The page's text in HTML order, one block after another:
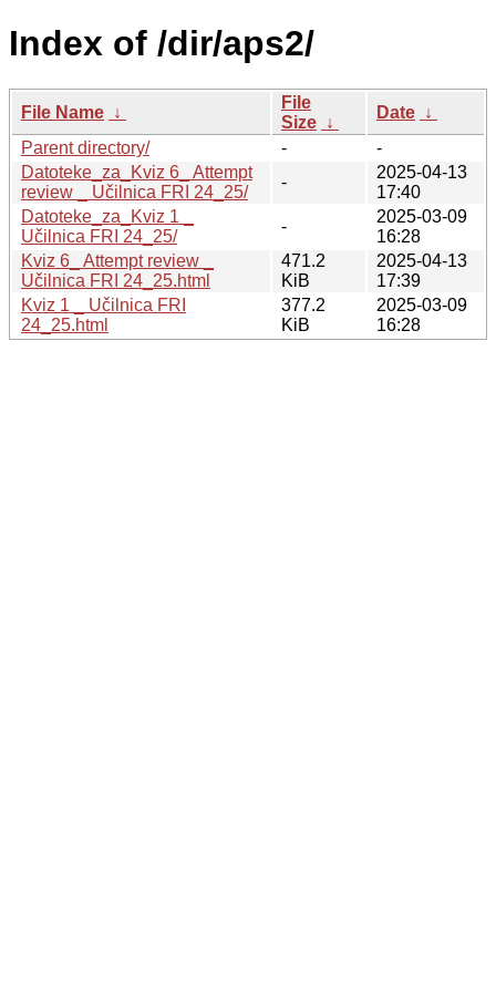
Index of /dir/aps2/
File Name ↓
File
Size ↓
Date ↓
Parent directory/
-
-
Datoteke_za_Kviz 6_ Attempt
review _ Učilnica FRI 24_25/
-
2025-04-13
17:40
Datoteke_za_Kviz 1 _
Učilnica FRI 24_25/
-
2025-03-09
16:28
Kviz 6_ Attempt review _
Učilnica FRI 24_25.html
471.2
KiB
2025-04-13
17:39
Kviz 1 _ Učilnica FRI
24_25.html
377.2
KiB
2025-03-09
16:28